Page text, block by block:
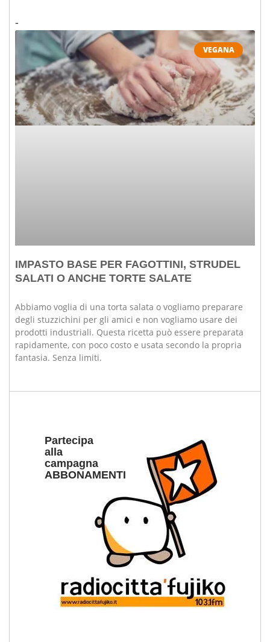
VEGANA
IMPASTO BASE PER FAGOTTINI, STRUDEL
SALATI O ANCHE TORTE SALATE
Abbiamo voglia di una torta salata o vogliamo preparare
degli stuzzichini per gli amici e non vogliamo usare dei
prodotti industriali. Questa ricetta può essere preparata
rapidamente, con poco costo e usata secondo la propria
fantasia. Senza limiti.
Partecipa
alla
campagna
ABBONAMENTI